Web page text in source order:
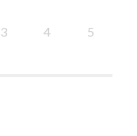
3 4 5